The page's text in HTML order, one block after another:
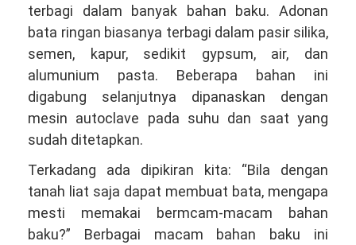
terbagi dalam banyak bahan baku. Adonan
bata ringan biasanya terbagi dalam pasir silika,
semen, kapur, sedikit gypsum, air, dan
alumunium pasta. Beberapa bahan ini
digabung selanjutnya dipanaskan dengan
mesin autoclave pada suhu dan saat yang
sudah ditetapkan.
Terkadang ada dipikiran kita: “Bila dengan
tanah liat saja dapat membuat bata, mengapa
mesti memakai bermcam-macam bahan
baku?” Berbagai macam bahan baku ini